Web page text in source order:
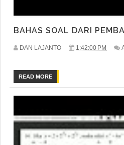
BAHAS SOAL DARI
DAN LAJANTO 1:42:00 PM
READ MORE